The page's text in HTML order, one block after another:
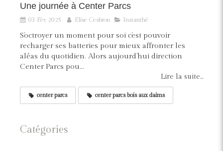
Une journée à Center Parcs
03 Fév 2025 Elise Cesbron Instanthé
S’octroyer un moment pour soi c’est pouvoir
recharger ses batteries pour mieux affronter les
aléas du quotidien. Alors aujourd’hui direction
Center Parcs pou...
Lire la suite...
center parcs center parcs bois aux daims
Catégories